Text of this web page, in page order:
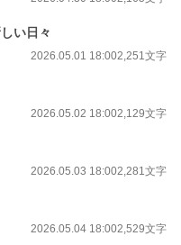
い日々
2026.05.01 18:002,251文字
2026.05.02 18:002,129文字
2026.05.03 18:002,281文字
2026.05.04 18:002,529文字